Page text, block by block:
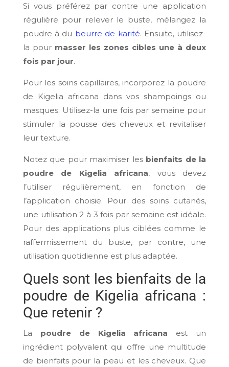
Si vous préférez par contre une application
régulière pour relever le buste, mélangez la
poudre à du beurre de karité. Ensuite, utilisez-
la pour masser les zones cibles une à deux
fois par jour.
Pour les soins capillaires, incorporez la poudre
de Kigelia africana dans vos shampoings ou
masques. Utilisez-la une fois par semaine pour
stimuler la pousse des cheveux et revitaliser
leur texture.
Notez que pour maximiser les bienfaits de la
poudre de Kigelia africana, vous devez
l’utiliser régulièrement, en fonction de
l’application choisie. Pour des soins cutanés,
une utilisation 2 à 3 fois par semaine est idéale.
Pour des applications plus ciblées comme le
raffermissement du buste, par contre, une
utilisation quotidienne est plus adaptée.
Quels sont les bienfaits de la
poudre de Kigelia africana :
Que retenir ?
La poudre de Kigelia africana est un
ingrédient polyvalent qui offre une multitude
de bienfaits pour la peau et les cheveux. Que